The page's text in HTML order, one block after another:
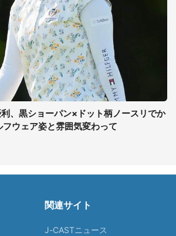
、黒ショーパン×ドット柄ノースリでか
ウェア姿と雰囲気変わって
関連サイト
J-CASTニュース